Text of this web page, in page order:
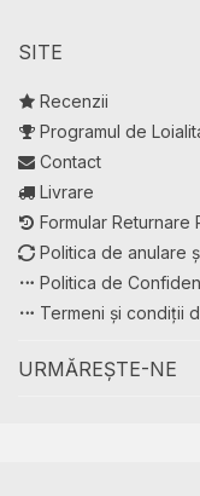
SITE
Recenzii
Programul de
Contact
Livrare
Formular Returnare
Politica de anulare
Politica de
Termeni și condiții
URMĂREȘTE-NE